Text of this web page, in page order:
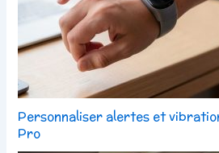
Personnaliser alertes et
Pro